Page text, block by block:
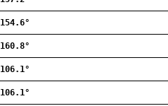
Høje-Taastrup
Lillerød
Lyngby
154.6°
160.8°
106.1°
106.1°